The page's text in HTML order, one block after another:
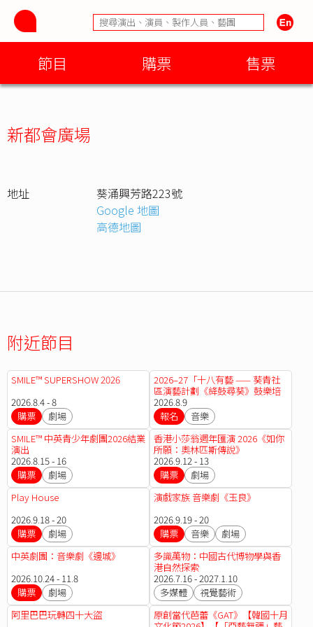
節目 購票 售票
新都會廣場
地址
葵涌興芳路223號
Google 地圖
高德地圖
附近節目
SMILE™ SUPERSHOW 2026
2026.8.4 - 8
購票
劇場
2026–27「十八有藝 —— 葵青社
區演藝計劃《絳鼓尋葵》鼓樂培
訓計劃」鼓樂體驗班
2026.8.9
報名
音樂
SMILE™ 中英青少年劇團2026結業
演出
2026.8.15 - 16
購票
劇場
香港小莎翁週年匯演 2026《如你
所願：奧林匹斯傳說》
2026.9.12 - 13
購票
劇場
Play House
2026.9.18 - 20
購票
劇場
演戲家族 音樂劇《玉良》
2026.9.19 - 20
購票
音樂
劇場
中英劇團：音樂劇《邊城》
2026.10.24 - 11.8
購票
劇場
多識萬物：中國古代博物學與香
港自然探索
2026.7.16 - 2027.1.10
多媒體
視覺藝術
阿里巴巴玩轉四十大盜
原創當代芭蕾《GAT》【韓國十月